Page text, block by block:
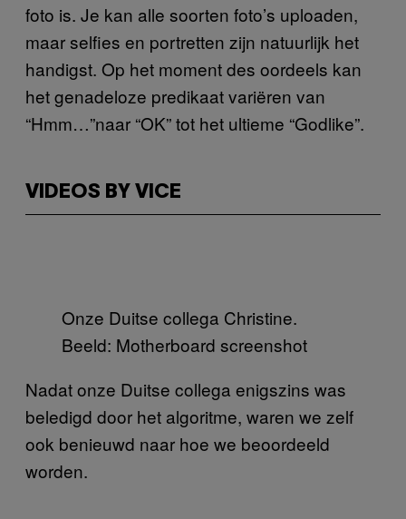
foto is. Je kan alle soorten foto’s uploaden,
maar selfies en portretten zijn natuurlijk het
handigst. Op het moment des oordeels kan
het genadeloze predikaat variëren van
“Hmm…”naar “OK” tot het ultieme “Godlike”.
VIDEOS BY VICE
Onze Duitse collega Christine.
Beeld: Motherboard screenshot
Nadat onze Duitse collega enigszins was
beledigd door het algoritme, waren we zelf
ook benieuwd naar hoe we beoordeeld
worden.